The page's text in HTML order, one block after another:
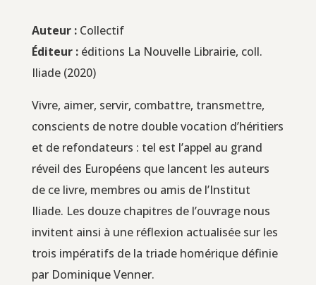
Auteur :Collectif
Édi­teur :édi­tions La Nou­velle Librai­rie, coll.
Iliade (2020)
Vivre, aimer, ser­vir, com­battre, trans­mettre,
conscients de notre double voca­tion d’héritiers
et de refon­da­teurs : tel est l’appel au grand
réveil des Euro­péens que lancent les auteurs
de ce livre, membres ou amis de l’Institut
Iliade. Les douze cha­pitres de l’ouvrage nous
invitent ain­si à une réflexion actua­li­sée sur les
trois impé­ra­tifs de la triade homé­rique défi­nie
par Domi­nique Venner.